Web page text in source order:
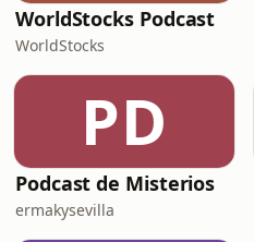
WorldStocks Podcast
WorldStocks
PD
Podcast de Misterios
ermakysevilla